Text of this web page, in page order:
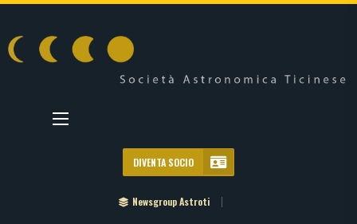
DIVENTA SOCIO
Newsgroup Astroti